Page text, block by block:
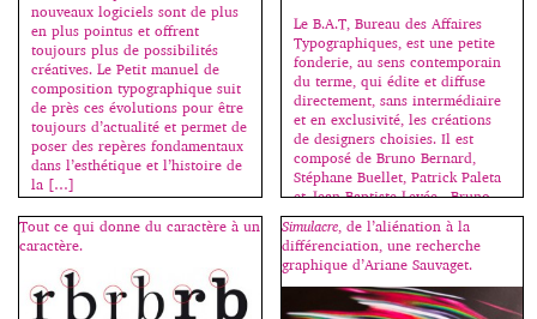
principes radicalement
nouveaux. Après la
démystification, peut naître
l’exploration progressive. Les
images et les textes dadas
montrent […]
nouveaux logiciels sont de plus
en plus pointus et offrent
toujours plus de possibilités
créatives. Le Petit manuel de
composition typographique suit
de près ces évolutions pour être
toujours d’actualité et permet de
poser des repères fondamentaux
dans l’esthétique et l’histoire de
la […]
Le B.A.T, Bureau des Affaires
Typographiques, est une petite
fonderie, au sens contemporain
du terme, qui édite et diffuse
directement, sans intermédiaire
et en exclusivité, les créations
de designers choisies. Il est
composé de Bruno Bernard,
Stéphane Buellet, Patrick Paleta
et Jean-Baptiste Levée, Bruno
Bernard – Patrick Paleta et Jean-
Baptiste Levée étant diplômés de
l’atelier de création
typographique de l’école […]
Tout ce qui donne du caractère à un
caractère.
Simulacre, de l’aliénation à la
différenciation, une recherche
graphique d’Ariane Sauvaget.